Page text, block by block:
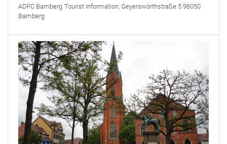
ADFC Bamberg Tourist Information, Geyerswörthstraße 5 96050
Bamberg